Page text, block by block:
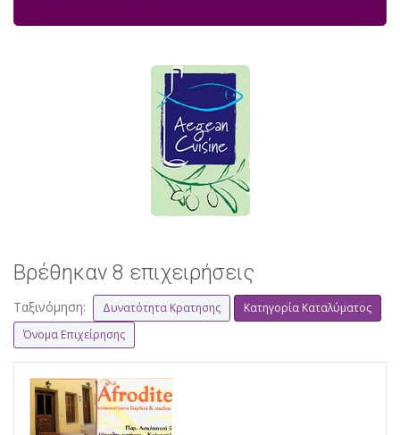
Βρέθηκαν 8 επιχειρήσεις
Ταξινόμηση: Δυνατότητα Κρατησης
Κατηγορία Καταλύματος
Όνομα Επιχείρησης